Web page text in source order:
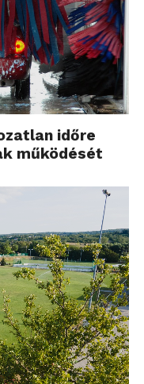
időre
működését